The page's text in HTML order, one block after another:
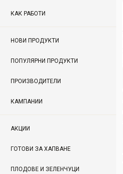
КАК РАБОТИ
НОВИ ПРОДУКТИ
ПОПУЛЯРНИ ПРОДУКТИ
ПРОИЗВОДИТЕЛИ
КАМПАНИИ
АКЦИИ
ГОТОВИ ЗА ХАПВАНЕ
ПЛОДОВЕ И ЗЕЛЕНЧУЦИ